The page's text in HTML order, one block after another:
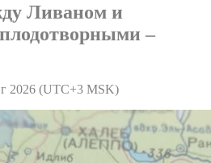
Ливаном и
–
2026 (UTC+3 MSK)